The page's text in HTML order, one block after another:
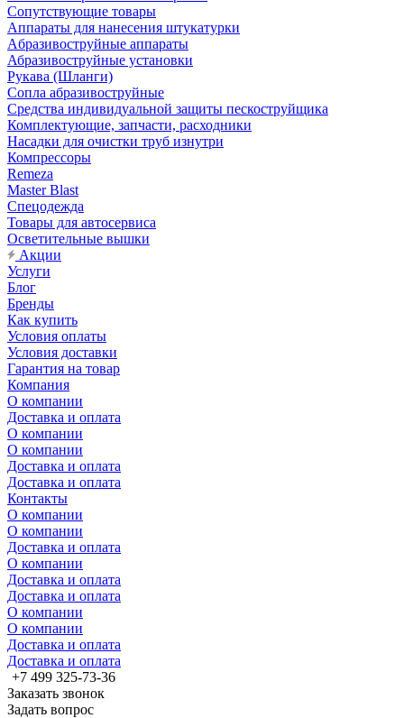
Сопутствующие товары
Аппараты для нанесения штукатурки
Aбразивоструйные аппараты
Абразивоструйные установки
Рукава (Шланги)
Сопла абразивоструйные
Средства индивидуальной защиты пескоструйщика
Комплектующие, запчасти, расходники
Насадки для очистки труб изнутри
Компрессоры
Remeza
Master Blast
Спецодежда
Товары для автосервиса
Осветительные вышки
Акции
Услуги
Блог
Бренды
Как купить
Условия оплаты
Условия доставки
Гарантия на товар
Компания
О компании
Доставка и оплата
О компании
О компании
Доставка и оплата
Доставка и оплата
Контакты
О компании
О компании
Доставка и оплата
О компании
Доставка и оплата
Доставка и оплата
О компании
О компании
Доставка и оплата
Доставка и оплата
+7 499 325-73-36
Заказать звонок
Задать вопрос